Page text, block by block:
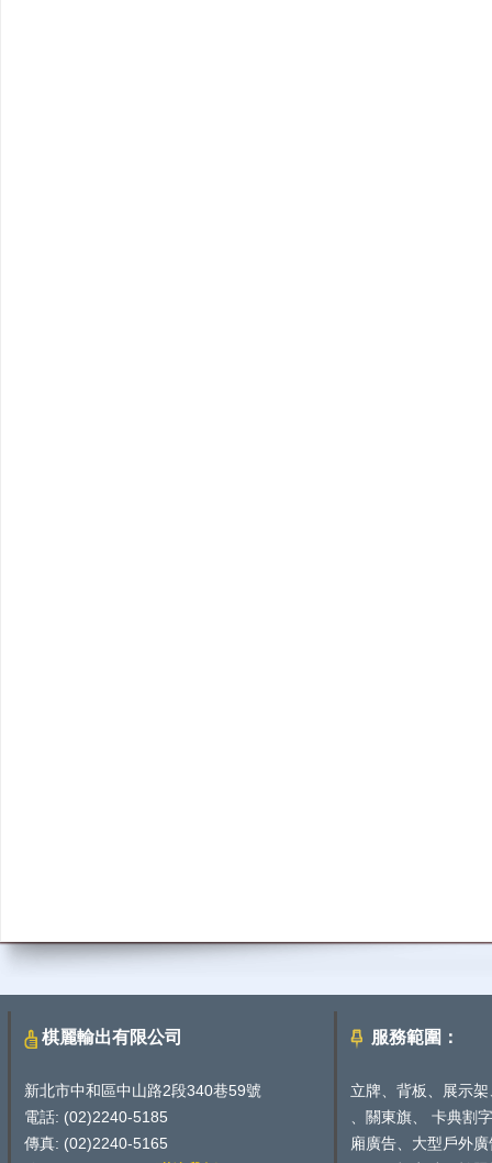
棋麗輸出有限公司
新北市中和區中山路2段340巷59號
電話: (02)2240-5185
傳真: (02)2240-5165
服務範圍：
立牌、背板、展示
、關東旗、 卡典割
廂廣告、大型戶外